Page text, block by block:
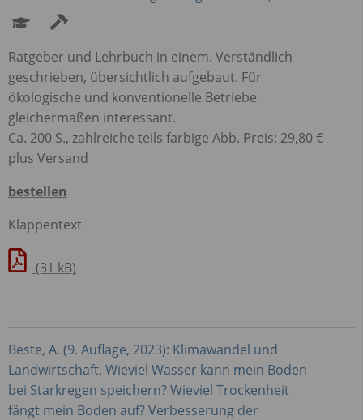
Ratgeber und Lehrbuch in einem. Verständlich
geschrieben, übersichtlich aufgebaut. Für
ökologische und konventionelle Betriebe
gleichermaßen interessant.
Ca. 200 S., zahlreiche teils farbige Abb. Preis: 29,80 €
plus Versand
bestellen
Klappentext
(31 kB)
Beste, A. (9. Auflage, 2023): Klimawandel und
Landwirtschaft. Wieviel Wasser kann mein Boden
bei Starkregen speichern? Wieviel Trockenheit
fängt mein Boden auf? Verbesserung der